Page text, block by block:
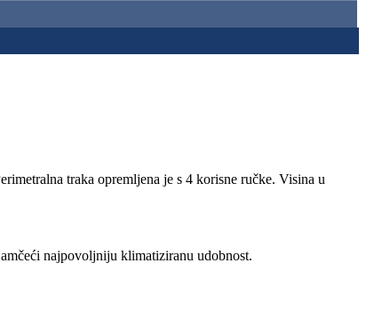
traka opremljena je s 4 korisne ručke. Visina u
najpovoljniju klimatiziranu udobnost.